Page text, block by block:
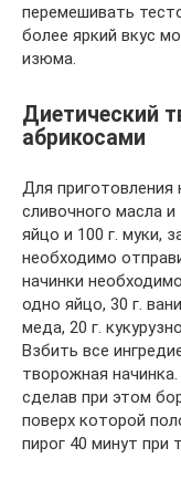
перемешивать
более яркий вкус
изюма.
Диетический
абрикосами
Для приготовления
сливочного масла
яйцо и 100 г. муки,
необходимо
начинки
одно яйцо, 30 г.
меда, 20 г.
Взбить все
творожная
сделав при этом
поверх которой
пирог 40 минут при